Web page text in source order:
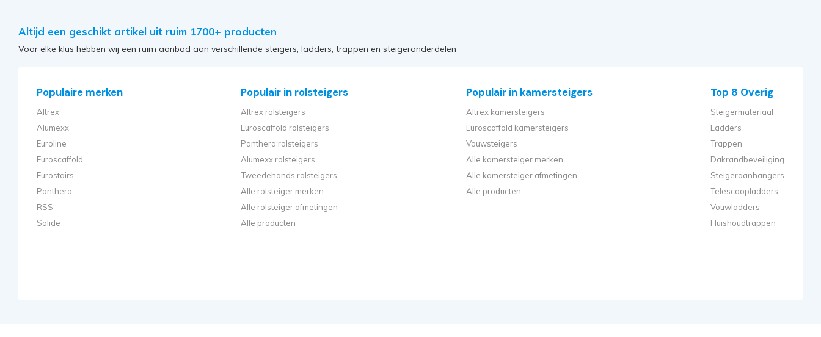
Altijd een geschikt artikel uit ruim 1700+ producten
Voor elke klus hebben wij een ruim aanbod aan verschillende steigers, ladders, trappen en steigeronderdelen
Populaire merken
Altrex
Alumexx
Euroline
Euroscaffold
Eurostairs
Panthera
RSS
Solide
Populair in rolsteigers
Altrex rolsteigers
Euroscaffold rolsteigers
Panthera rolsteigers
Alumexx rolsteigers
Tweedehands rolsteigers
Alle rolsteiger merken
Alle rolsteiger afmetingen
Alle producten
Populair in kamersteigers
Altrex kamersteigers
Euroscaffold kamersteigers
Vouwsteigers
Alle kamersteiger merken
Alle kamersteiger afmetingen
Alle producten
Top 8 Overig
Steigermateriaal
Ladders
Trappen
Dakrandbeveiliging
Steigeraanhangers
Telescoopladders
Vouwladders
Huishoudtrappen